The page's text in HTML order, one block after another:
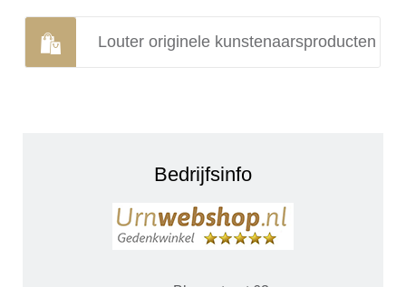
Louter originele kunstenaarsproducten
Bedrijfsinfo